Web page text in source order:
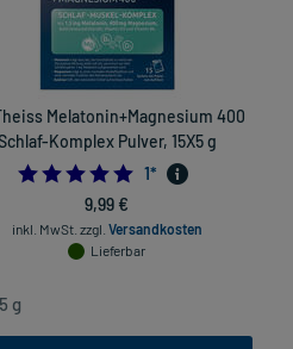
Melatonin+Magnesium 400
Komplex Pulver, 15X5 g
5.0
1*
9,99 €
inkl. MwSt. zzgl. Versandkosten
Lieferbar